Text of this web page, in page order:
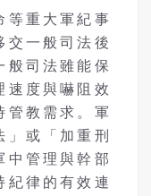
等重大軍紀事
交一般司法後
般司法雖能保
速度與嚇阻效
管教需求。軍
或「加重刑
中管理與幹部
紀律的有效連